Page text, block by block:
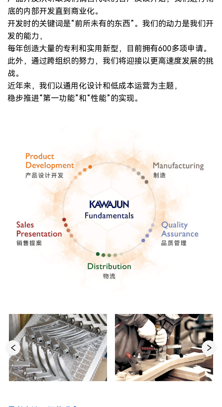
底的内部开发直到商业化。
开发时的关键词是“前所未有的东西”。我们的动力是我们开
发的能力，
每年创造大量的专利和实用新型，目前拥有600多项申请。
此外，通过跨组织的努力，我们将迎接以更高速度发展的挑
战。
近年来，我们以通用化设计和低成本运营为主题，
稳步推进“第一功能”和“性能”的实现。